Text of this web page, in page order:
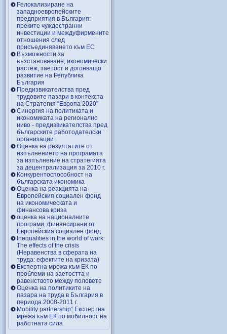
Релокализиране на
западноевропейските
предприятия в България:
преките чуждестранни
инвестиции и междуфирмените
отношения след
присъединяването към ЕС
Възможности за
възстановяване, икономически
растеж, заетост и догонващо
развитие на Република
България
Предизвикателства пред
трудовите пазари в контекста
на Стратегия “Европа 2020”
Синергия на политиката и
икономиката на регионално
ниво - предизвикателства пред
българските работодателски
организации
Оценка на резултатите от
изпълнението на програмата
за изпълнение на стратегията
за децентрализация за 2010 г.
Конкурентоспособност на
българската икономика
Оценка на реакцията на
Европейския социален фонд
на икономическата и
финансова криза
оценка на националните
програми, финансирани от
Европейския социален фонд
Inequalities in the world of work:
The effects of the crisis
(Неравенства в сферата на
труда: ефектите на кризата)
Експертна мрежа към ЕК по
проблеми на заетостта и
равенството между половете
Оценка на политиките на
пазара на труда в България в
периода 2008-2011 г.
Mobility partnership” Експертна
мрежа към ЕК по мобилност на
работната сила